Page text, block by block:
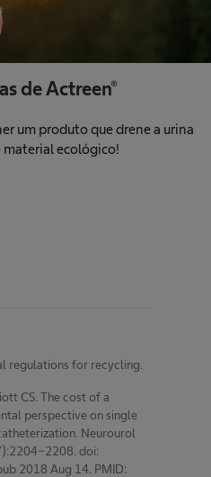
de Actreen®
um produto que drene a urina
material ecológico!
regulations for recycling.
CS. The cost of a
perspective on single
Neurourol
2208. doi:
2018 Aug 14. PMID: